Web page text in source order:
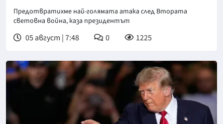
Предотвратихме най-голямата атака след Втората
световна война, каза президентът
05 август | 7:48 0 1225